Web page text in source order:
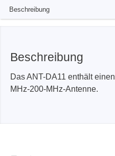
Beschreibung
Beschreibung
Das ANT-DA11 enthält
MHz-200-MHz-Antenne.